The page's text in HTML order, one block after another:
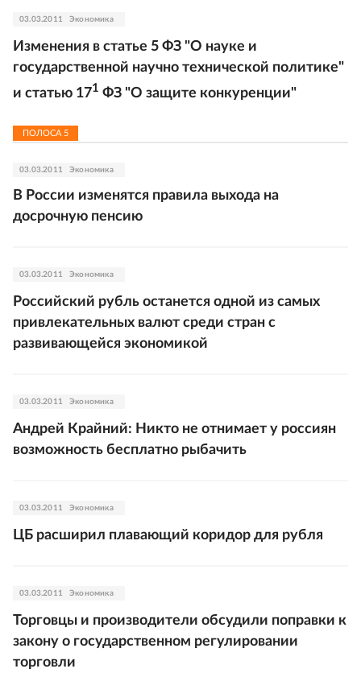
03.03.2011 Экономика
Изменения в статье 5 ФЗ "О науке и
государственной научно технической политике"
и статью 171 ФЗ "О защите конкуренции"
ПОЛОСА 5
03.03.2011 Экономика
В России изменятся правила выхода на
досрочную пенсию
03.03.2011 Экономика
Российский рубль останется одной из самых
привлекательных валют среди стран с
развивающейся экономикой
03.03.2011 Экономика
Андрей Крайний: Никто не отнимает у россиян
возможность бесплатно рыбачить
03.03.2011 Экономика
ЦБ расширил плавающий коридор для рубля
03.03.2011 Экономика
Торговцы и производители обсудили поправки к
закону о государственном регулировании
торговли